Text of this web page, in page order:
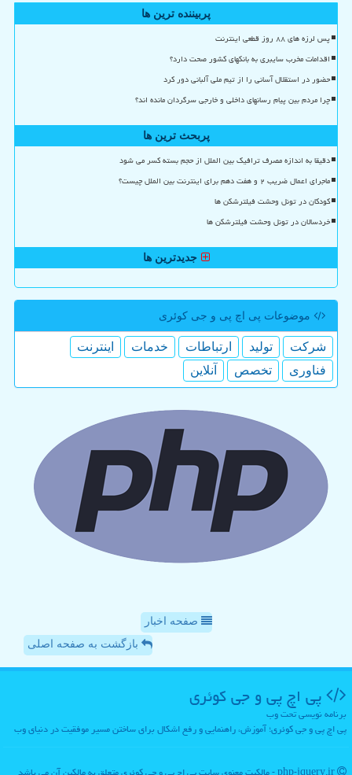
پربیننده ترین ها
پس لرزه های ۸۸ روز قطعی اینترنت
اقدامات مخرب سایبری به بانکهای کشور صحت دارد؟
حضور در استقلال آسانی را از تیم ملی آلبانی دور کرد
چرا مردم بین پیام رسانهای داخلی و خارجی سرگردان مانده اند؟
پربحث ترین ها
دقیقا به اندازه مصرف ترافیک بین الملل از حجم بسته کسر می شود
ماجرای اعمال ضریب ۲ و هفت دهم برای اینترنت بین الملل چیست؟
کودکان در تونل وحشت فیلترشکن ها
خردسالان در تونل وحشت فیلترشکن ها
جدیدترین ها
موضوعات پی اچ پی و جی كوئری
شركت تولید ارتباطات خدمات
اینترنت
فناوری
تخصص آنلاین
صفحه اخبار
بازگشت به صفحه اصلی
پی اچ پی و جی كوئری
برنامه نویسی تحت وب
پی اچ پی و جی کوئری؛ آموزش، راهنمایی و رفع اشکال برای ساختن مسیر موفقیت در دنیای وب